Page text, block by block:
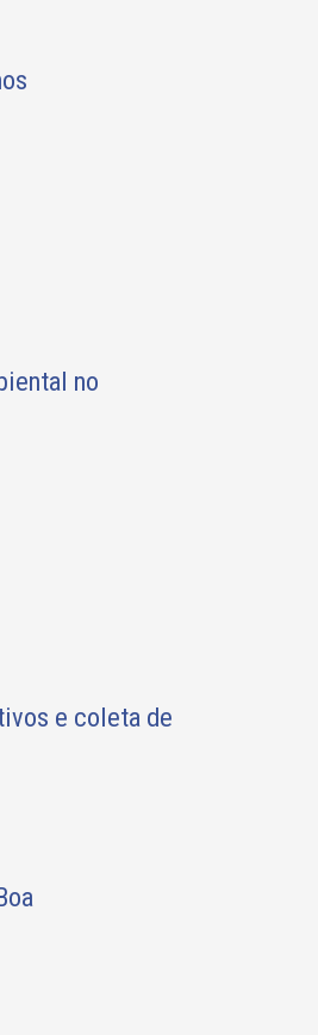
no
e coleta de